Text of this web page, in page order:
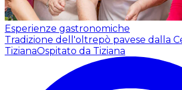
Esperienze gastronomiche
Tradizione dell'oltrepò pavese dalla
TizianaOspitato da Tiziana